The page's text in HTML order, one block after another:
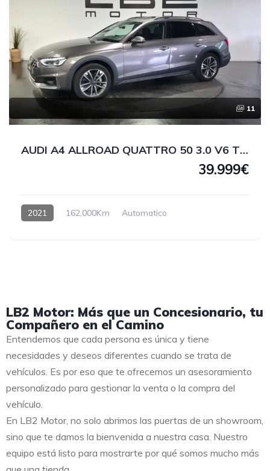
11
AUDI A4 ALLROAD QUATTRO 50 3.0 V6 TDI 286 CV
39.999€
2021 162,000Km Automatico
LB2 Motor: Más que un Concesionario, tu
Compañero en el Camino
Entendemos que cada persona es única y tiene
necesidades y deseos diferentes cuando se trata de
vehículos. Es por eso que te ofrecemos un asesoramiento
personalizado para gestionar la venta o la compra del
vehículo.
En LB2 Motor, no solo abrimos las puertas de un showroom,
sino que te damos la bienvenida a nuestra casa. Nuestro
equipo está listo para mostrarte por qué somos mucho más